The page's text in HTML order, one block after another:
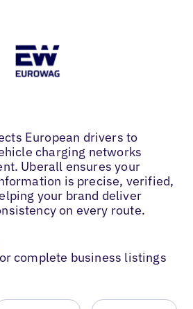
European drivers to
charging networks
Uberall ensures your
is precise, verified,
your brand deliver
on every route.
complete business listings